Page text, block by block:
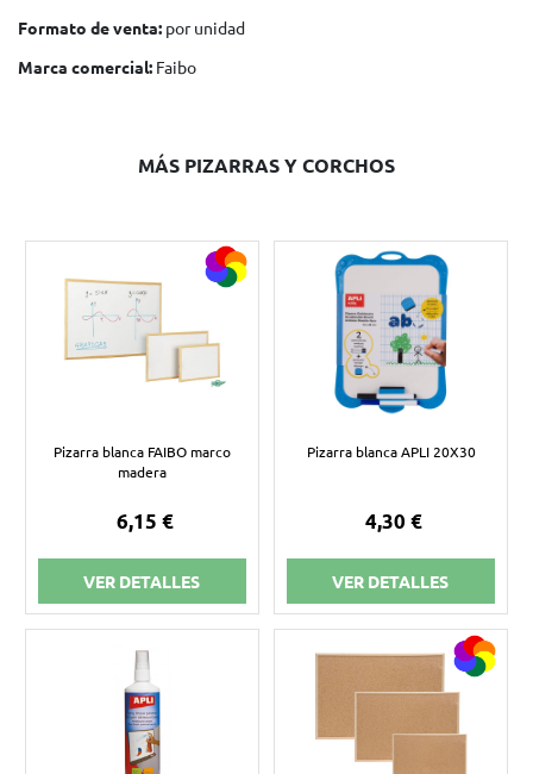
Formato de venta: por unidad
Marca comercial: Faibo
MÁS PIZARRAS Y CORCHOS
Pizarra blanca FAIBO marco
madera
6,15 €
VER DETALLES
Pizarra blanca APLI 20X30
4,30 €
VER DETALLES